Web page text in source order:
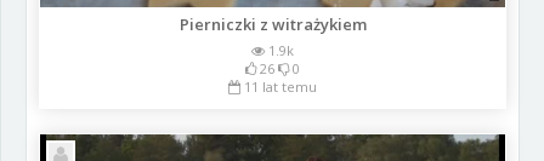
Pierniczki z witrażykiem
1.9k
26
0
11 lat temu